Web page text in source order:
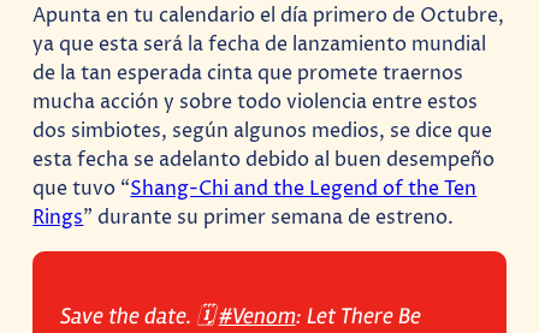
Apunta en tu calendario el día primero de Octubre,
ya que esta será la fecha de lanzamiento mundial
de la tan esperada cinta que promete traernos
mucha acción y sobre todo violencia entre estos
dos simbiotes, según algunos medios, se dice que
esta fecha se adelanto debido al buen desempeño
que tuvo “Shang-Chi and the Legend of the Ten
Rings” durante su primer semana de estreno.
Save the date. 🗓#Venom: Let There Be